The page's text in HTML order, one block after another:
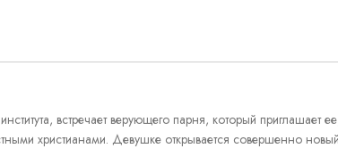
встречает верующего парня, который приглашает
христианами. Девушке открывается совершенно